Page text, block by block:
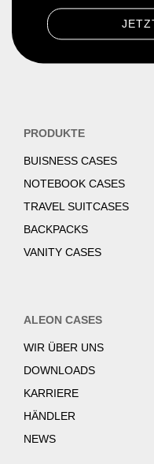
PRODUKTE
BUISNESS CASES
NOTEBOOK CASES
TRAVEL SUITCASES
BACKPACKS
VANITY CASES
ALEON CASES
WIR ÜBER UNS
DOWNLOADS
KARRIERE
HÄNDLER
NEWS